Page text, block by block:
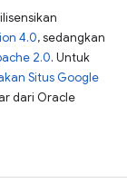
4.0, sedangkan
2.0. Untuk
Situs Google
dari Oracle